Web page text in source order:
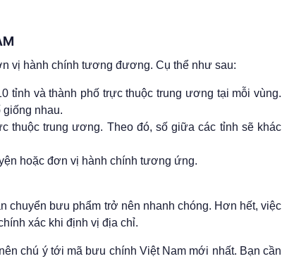
vị hành chính tương đương. Cụ thể như sau:
tỉnh và thành phố trực thuộc trung ương tại mỗi vùng.
giống nhau.
thuộc trung ương. Theo đó, số giữa các tỉnh sẽ khác
hoặc đơn vị hành chính tương ứng.
chuyển bưu phẩm trở nên nhanh chóng. Hơn hết, việc
xác khi định vị địa chỉ.
chú ý tới mã bưu chính Việt Nam mới nhất. Bạn cần